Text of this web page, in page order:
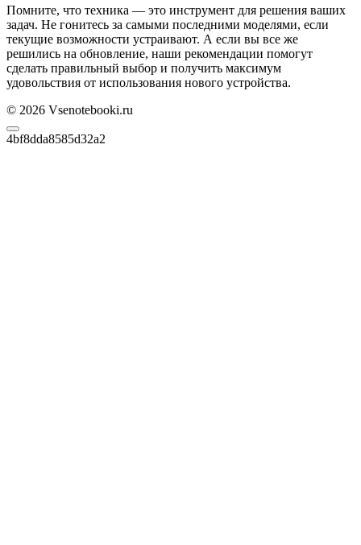
Помните, что техника — это инструмент для решения ваших
задач. Не гонитесь за самыми последними моделями, если
текущие возможности устраивают. А если вы все же
решились на обновление, наши рекомендации помогут
сделать правильный выбор и получить максимум
удовольствия от использования нового устройства.
© 2026 Vsenotebooki.ru
4bf8dda8585d32a2